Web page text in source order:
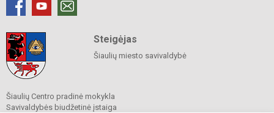
Steigėjas
Šiaulių miesto savivaldybė
Šiaulių Centro pradinė mokykla
Savivaldybės biudžetinė įstaiga